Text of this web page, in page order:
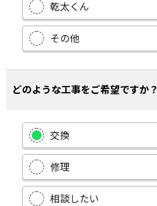
乾太くん
その他
どのような工事をご希望ですか？
交換
修理
相談したい